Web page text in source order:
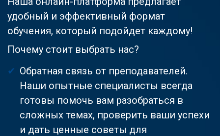
удобный и эффективный формат
обучения, который подойдет каждому!
Почему стоит выбрать нас?
Обратная связь от преподавателей.
Наши опытные специалисты всегда
готовы помочь вам разобраться в
сложных темах, проверить ваши успехи
и дать ценные советы для